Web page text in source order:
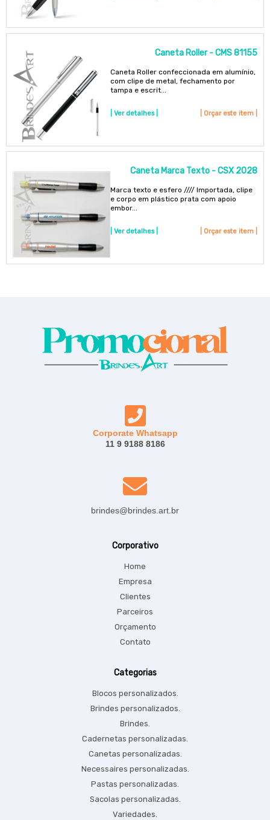
Caneta Roller - CMS 81155
Caneta Roller confeccionada em alumínio,
com clipe de metal, fechamento por
tampa e escrit...
| Ver detalhes | | Orçar este item |
Caneta Marca Texto - CSX 2028
Marca texto e esfero //// Importada, clipe
e corpo em plástico prata com apoio
embor...
| Ver detalhes | | Orçar este item |
Corporate Whatsapp
11 9 9188 8186
brindes@brindes.art.br
Corporativo
Home
Empresa
Clientes
Parceiros
Orçamento
Contato
Categorias
Blocos personalizados.
Brindes personalizados.
Brindes.
Cadernetas personalizadas.
Canetas personalizadas.
Necessaires personalizadas.
Pastas personalizadas.
Sacolas personalizadas.
Variedades.